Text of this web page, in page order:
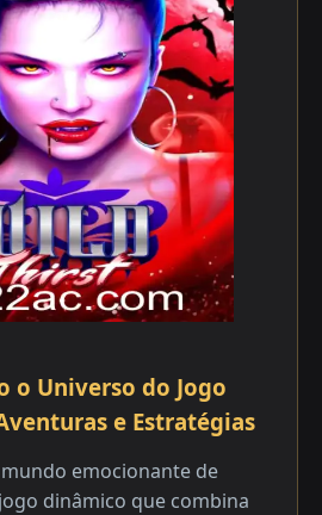
o Universo do Jogo
e Estratégias
emocionante de
dinâmico que combina